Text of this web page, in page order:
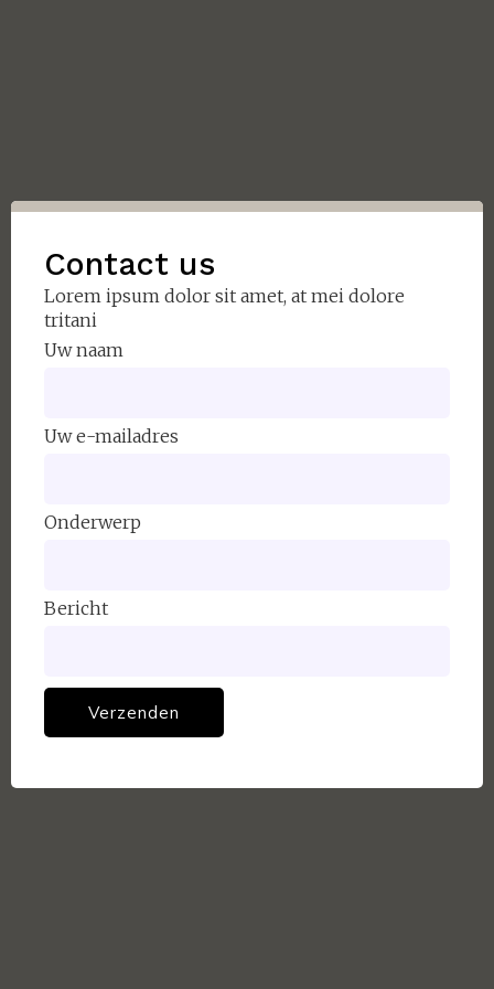
Contact us
Lorem ipsum dolor sit amet, at mei dolore
tritani
Uw naam
Uw e-mailadres
Onderwerp
Bericht